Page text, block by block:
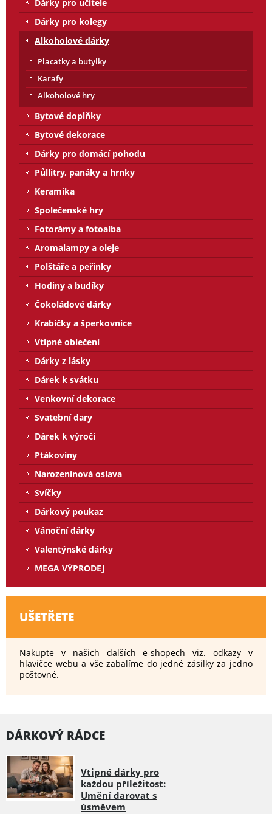
Dárky pro učitele
Dárky pro kolegy
Alkoholové dárky
Placatky a butylky
Karafy
Alkoholové hry
Bytové doplňky
Bytové dekorace
Dárky pro domácí pohodu
Půllitry, panáky a hrnky
Keramika
Společenské hry
Fotorámy a fotoalba
Aromalampy a oleje
Polštáře a peřinky
Hodiny a budíky
Čokoládové dárky
Krabičky a šperkovnice
Vtipné oblečení
Dárky z lásky
Dárek k svátku
Venkovní dekorace
Svatební dary
Dárek k výročí
Ptákoviny
Narozeninová oslava
Svíčky
Dárkový poukaz
Vánoční dárky
Valentýnské dárky
MEGA VÝPRODEJ
UŠETŘETE
Nakupte v našich dalších e-shopech viz. odkazy v
hlavičce webu a vše zabalíme do jedné zásilky za jedno
poštovné.
DÁRKOVÝ RÁDCE
Vtipné dárky pro
každou příležitost:
Umění darovat s
úsměvem